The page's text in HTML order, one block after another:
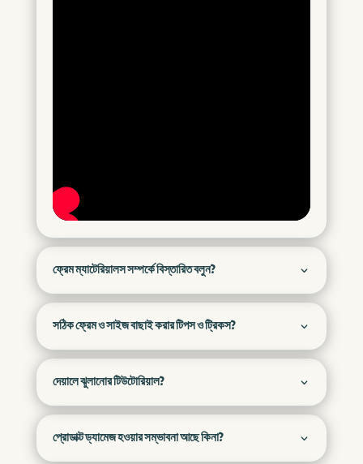
ফ্রেম ম্যাটেরিয়ালস সম্পর্কে বিস্তারিত বলুন?
সঠিক ফ্রেম ও সাইজ বাছাই করার টিপস ও ট্রিকস?
দেয়ালে ঝুলানোর টিউটোরিয়াল?
প্রোডাক্ট ড্যামেজ হওয়ার সম্ভাবনা আছে কিনা?